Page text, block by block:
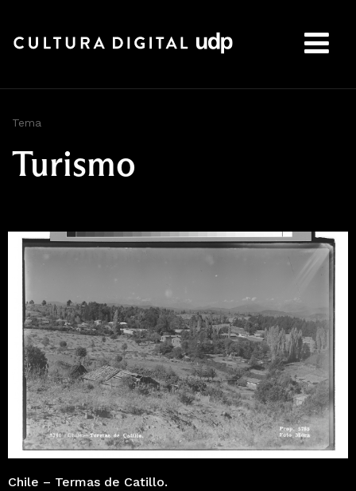
Tema
Turismo
Chile – Termas de Catillo.